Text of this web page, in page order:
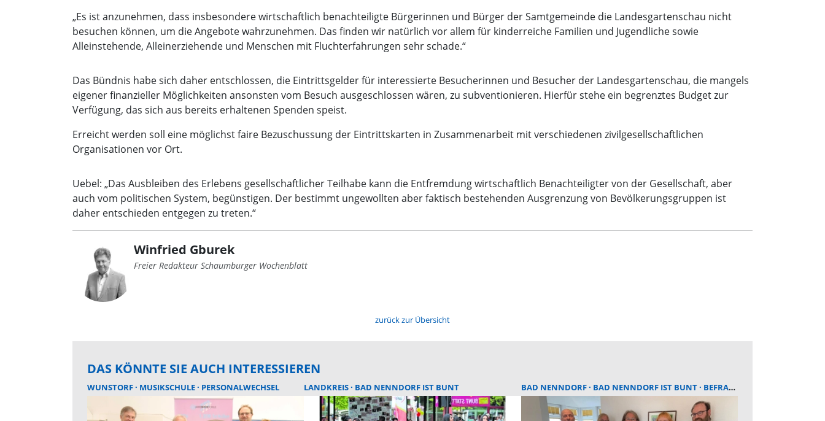
„Es ist anzunehmen, dass insbesondere wirtschaftlich benachteiligte Bürgerinnen und Bürger der Samtgemeinde die Landesgartenschau nicht
besuchen können, um die Angebote wahrzunehmen. Das finden wir natürlich vor allem für kinderreiche Familien und Jugendliche sowie
Alleinstehende, Alleinerziehende und Menschen mit Fluchterfahrungen sehr schade.“
Das Bündnis habe sich daher entschlossen, die Eintrittsgelder für interessierte Besucherinnen und Besucher der Landesgartenschau, die mangels
eigener finanzieller Möglichkeiten ansonsten vom Besuch ausgeschlossen wären, zu subventionieren. Hierfür stehe ein begrenztes Budget zur
Verfügung, das sich aus bereits erhaltenen Spenden speist.
Erreicht werden soll eine möglichst faire Bezuschussung der Eintrittskarten in Zusammenarbeit mit verschiedenen zivilgesellschaftlichen
Organisationen vor Ort.
Uebel: „Das Ausbleiben des Erlebens gesellschaftlicher Teilhabe kann die Entfremdung wirtschaftlich Benachteiligter von der Gesellschaft, aber
auch vom politischen System, begünstigen. Der bestimmt ungewollten aber faktisch bestehenden Ausgrenzung von Bevölkerungsgruppen ist
daher entschieden entgegen zu treten.“
Winfried Gburek
Freier Redakteur Schaumburger Wochenblatt
zurück zur Übersicht
DAS KÖNNTE SIE AUCH INTERESSIEREN
WUNSTORF MUSIKSCHULE PERSONALWECHSEL LANDKREIS BAD NENNDORF IST BUNT BAD NENNDORF BAD NENNDORF IST BUNT BEFRAGUNG